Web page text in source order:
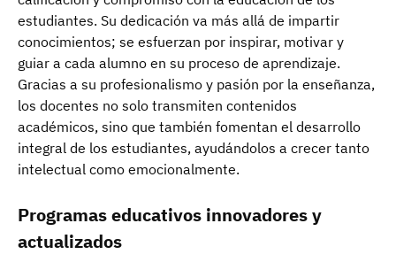
estudiantes. Su dedicación va más allá de impartir
conocimientos; se esfuerzan por inspirar, motivar y
guiar a cada alumno en su proceso de aprendizaje.
Gracias a su profesionalismo y pasión por la enseñanza,
los docentes no solo transmiten contenidos
académicos, sino que también fomentan el desarrollo
integral de los estudiantes, ayudándolos a crecer tanto
intelectual como emocionalmente.
Programas educativos innovadores y
actualizados